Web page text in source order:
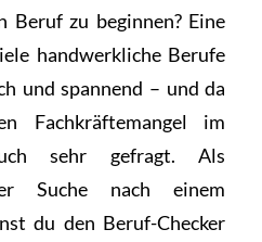
Beruf zu beginnen? Eine
handwerkliche Berufe
und spannend – und da
Fachkräftemangel im
sehr gefragt. Als
Suche nach einem
du den Beruf-Checker